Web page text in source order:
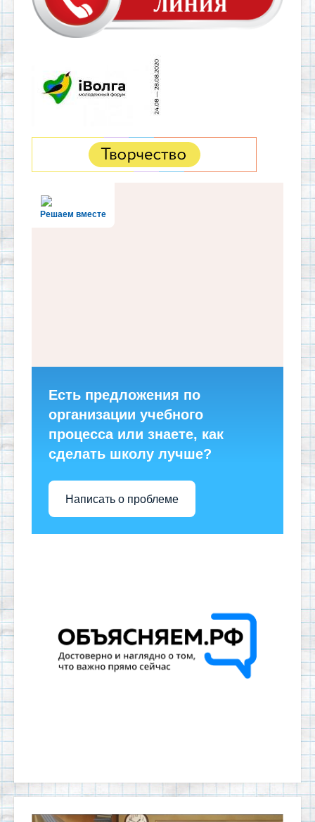
Решаем вместе
Есть предложения по
организации учебного
процесса или знаете, как
сделать школу лучше?
Написать о проблеме